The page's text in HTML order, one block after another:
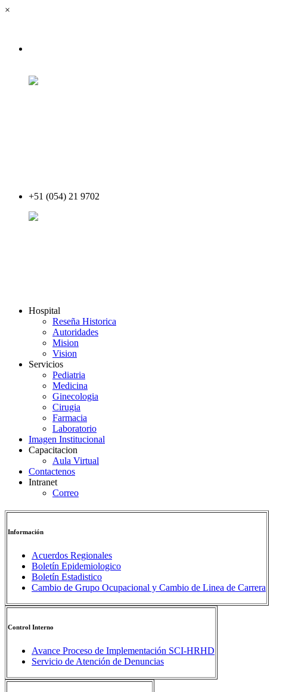
×
+51 (054) 21 9702
Hospital
Reseña Historica
Autoridades
Mision
Vision
Servicios
Pediatria
Medicina
Ginecologia
Cirugia
Farmacia
Laboratorio
Imagen Institucional
Capacitacion
Aula Virtual
Contactenos
Intranet
Correo
Información
Acuerdos Regionales
Boletín Epidemiologico
Boletín Estadistico
Cambio de Grupo Ocupacional y Cambio de Linea de Carrera
Control Interno
Avance Proceso de Implementación SCI-HRHD
Servicio de Atención de Denuncias